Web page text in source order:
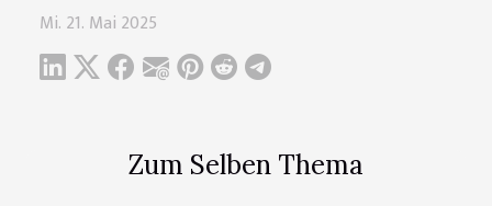
Zum Selben Thema
Mi. 21. Mai 2025